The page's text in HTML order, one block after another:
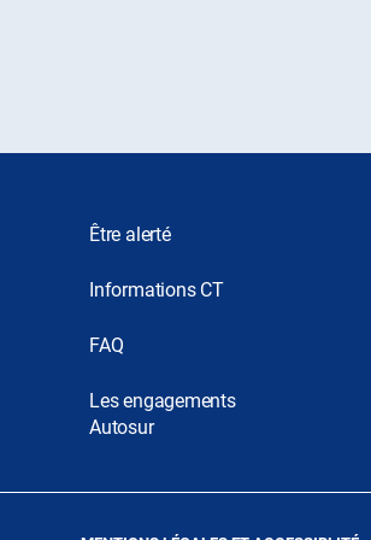
Être alerté
Informations CT
FAQ
Les engagements
Autosur